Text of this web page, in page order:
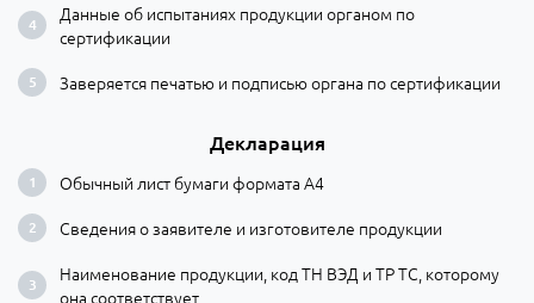
Данные об испытаниях продукции органом по
сертификации
Заверяется печатью и подписью органа по сертификации
Декларация
Обычный лист бумаги формата А4
Сведения о заявителе и изготовителе продукции
Наименование продукции, код ТН ВЭД и ТР ТС, которому
она соответствует